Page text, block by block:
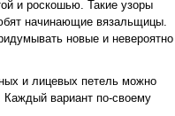
и роскошью. Такие узоры
начинающие вязальщицы.
новые и невероятно
и лицевых петель можно
вариант по-своему